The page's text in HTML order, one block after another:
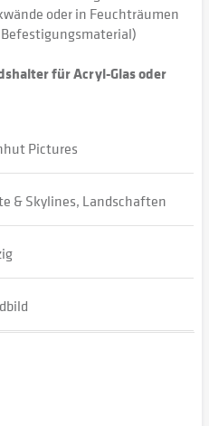
oder in Feuchträumen
für Acryl-Glas oder
Pictures
& Skylines, Landschaften